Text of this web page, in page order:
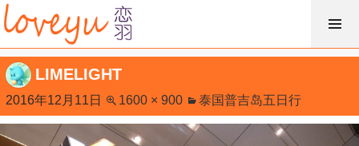
跳
过
内
容
LIMELIGHT
2016年12月11日 1600 × 900 泰国普吉岛五日行